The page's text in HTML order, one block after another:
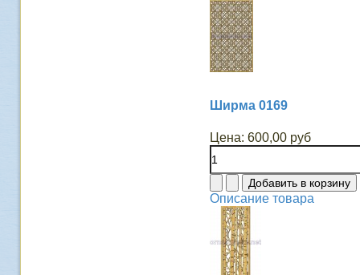
Ширма 0169
Цена: 600,00 руб
Описание товара